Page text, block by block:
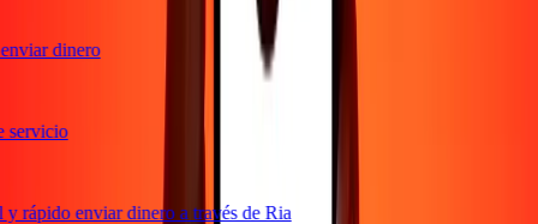
dinero
enviar dinero a través de Ria